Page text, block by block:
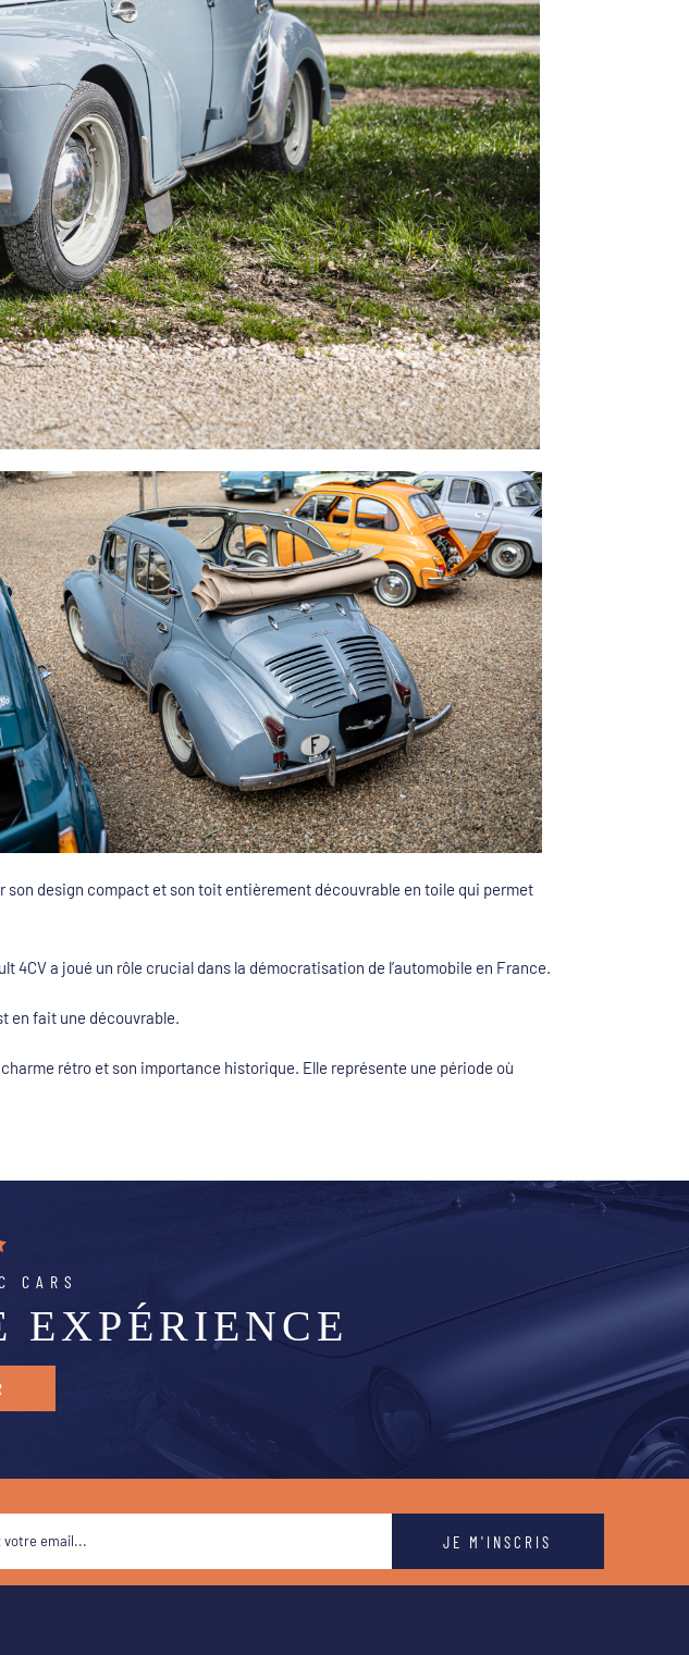
son design compact et son toit entièrement découvrable en toile qui permet
4CV a joué un rôle crucial dans la démocratisation de l’automobile en France.
en fait une découvrable.
rétro et son importance historique. Elle représente une période où
CARS
EXPÉRIENCE